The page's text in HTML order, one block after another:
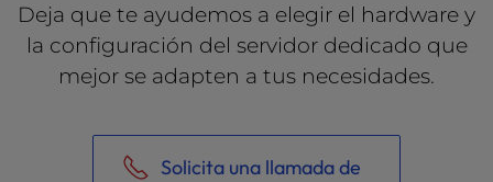
Deja que te ayudemos a elegir el hardware y
la configuración del servidor dedicado que
mejor se adapten a tus necesidades.
Solicita una llamada de